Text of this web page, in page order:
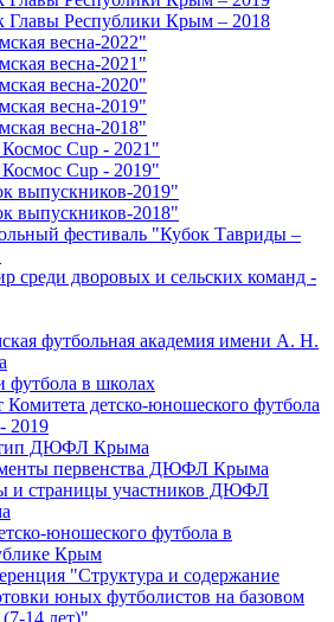
Главы Республики Крым – 2018
весна-2022"
весна-2021"
весна-2020"
весна-2019"
весна-2018"
Cup - 2021"
Cup - 2019"
выпускников-2019"
выпускников-2018"
фестиваль "Кубок Тавриды –
среди дворовых и сельских команд -
футбольная академия имени А. Н.
футбола в школах
Комитета детско-юношеского футбола
2019
ДЮФЛ Крыма
первенства ДЮФЛ Крыма
и страницы участников ДЮФЛ
юношеского футбола в
Крым
"Структура и содержание
юных футболистов на базовом
(7-14 лет)"